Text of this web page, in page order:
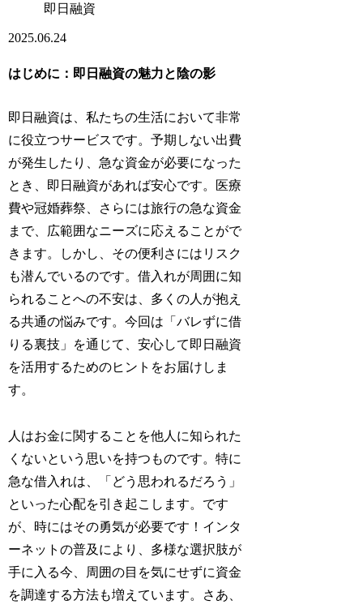
即日融資
2025.06.24
はじめに：即日融資の魅力と陰の影
即日融資は、私たちの生活において非常
に役立つサービスです。予期しない出費
が発生したり、急な資金が必要になった
とき、即日融資があれば安心です。医療
費や冠婚葬祭、さらには旅行の急な資金
まで、広範囲なニーズに応えることがで
きます。しかし、その便利さにはリスク
も潜んでいるのです。借入れが周囲に知
られることへの不安は、多くの人が抱え
る共通の悩みです。今回は「バレずに借
りる裏技」を通じて、安心して即日融資
を活用するためのヒントをお届けしま
す。
人はお金に関することを他人に知られた
くないという思いを持つものです。特に
急な借入れは、「どう思われるだろう」
といった心配を引き起こします。です
が、時にはその勇気が必要です！インタ
ーネットの普及により、多様な選択肢が
手に入る今、周囲の目を気にせずに資金
を調達する方法も増えています。さあ、